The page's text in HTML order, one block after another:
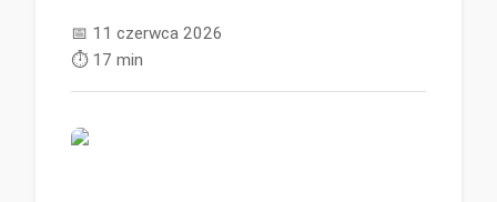
📅 11 czerwca 2026
⏱️ 17 min